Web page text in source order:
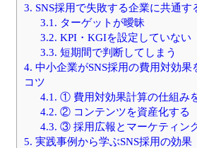
3. SNS採用で失敗する企業に共通す
3.1. ターゲットが曖昧
3.2. KPI・KGIを設定していない
3.3. 短期間で判断してしまう
4. 中小企業がSNS採用の費用対効果
コツ
4.1. ① 費用対効果計算の仕組み
4.2. ② コンテンツを資産化する
4.3. ③ 採用広報とマーケティン
5. 実践事例から学ぶSNS採用の効果